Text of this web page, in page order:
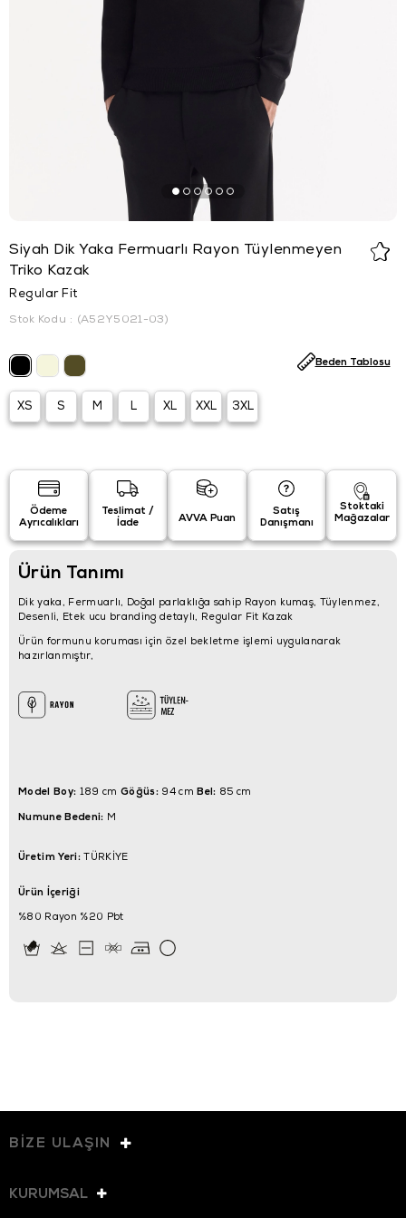
Siyah Dik Yaka Fermuarlı Rayon Tüylenmeyen
Triko Kazak
Regular Fit
Stok Kodu (A52Y5021-03)
XS S M L XL XXL 3XL
Beden Tablosu
Ödeme
Ayrıcalıkları
Teslimat /
İade
AVVA Puan
Satış
Danışmanı
Stoktaki
Mağazalar
Ürün Tanımı
Dik yaka, Fermuarlı, Doğal parlaklığa sahip Rayon kumaş, Tüylenmez,
Desenli, Etek ucu branding detaylı, Regular Fit Kazak
Ürün formunu koruması için özel bekletme işlemi uygulanarak
hazırlanmıştır,
Model Boy: 189 cm Göğüs:94 cmBel: 85 cm
Numune Bedeni: M
Üretim Yeri:TÜRKİYE
Ürün İçeriği
%80 Rayon %20 Pbt
BİZE ULAŞIN
KURUMSAL